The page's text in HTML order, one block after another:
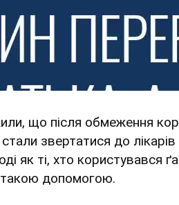
що після обмеження
звертатися до лікарів
як ті, хто користувався
допомогою.